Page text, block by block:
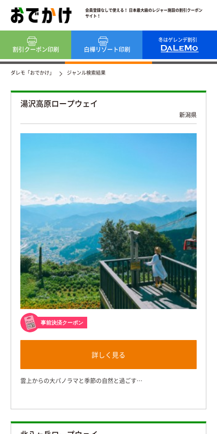
会員登録なしで使える！ 日本最大級のレジャー施設の割引クーポン
サイト！
冬はゲレンデ割引
割引クーポン印刷 白樺リゾート印刷
ダレモ「おでかけ」 ジャンル検索結果
湯沢高原ロープウェイ
新潟県
事前決済クーポン
詳しく見る
雲上からの大パノラマと季節の自然と過ごす…